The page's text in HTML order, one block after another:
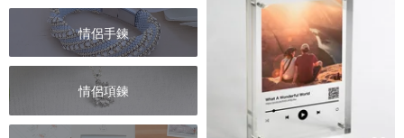
情侶手鍊
情侶項鍊